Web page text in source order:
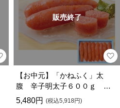
販売終了
【お中元】「かねふく」太
腹 辛子明太子６００ｇ Ｇ
－１
5,480円 (税込5,918円)